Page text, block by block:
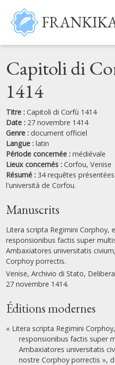
Aller au contenu principal
Capitoli di
1414
Titre : Capitoli di Corfù 1414
Date : 27 novembre 1414
Genre : document officiel
Langue : latin
Période concernée : médiévale
Lieux concernés : Corfou, Venise
Résumé : 34 requêtes
l'università de Corfou.
Manuscrits
Litera scripta Regimini Corphoy,
responsionibus factis super
Ambaxiatores universitatis
Corphoy porrectis.
Venise, Archivio di Stato,
27 novembre 1414.
Éditions modernes
« Litera scripta Regimini
responsionibus factis super
Ambaxiatores universitatis
nostre Corphoy porrectis »,